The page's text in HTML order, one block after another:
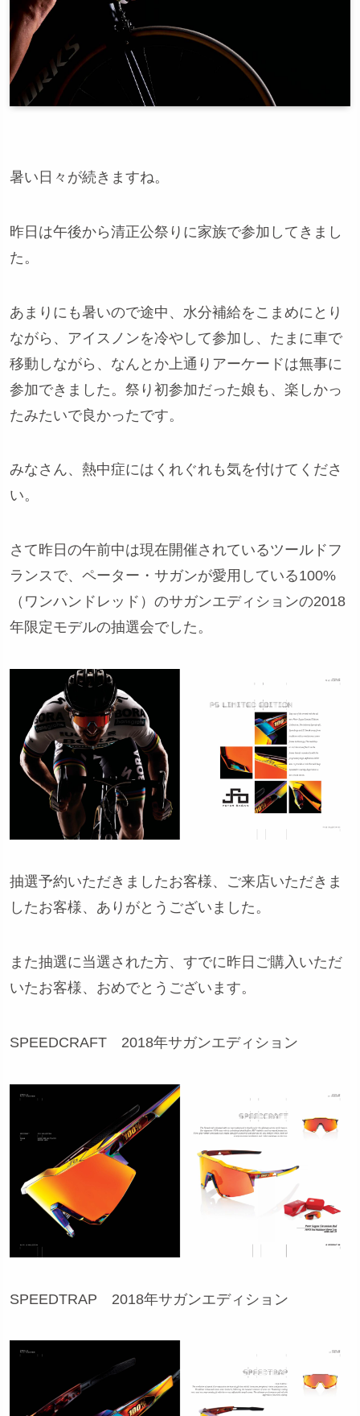
暑い日々が続きますね。
昨日は午後から清正公祭りに家族で参加してきまし
た。
あまりにも暑いので途中、水分補給をこまめにとり
ながら、アイスノンを冷やして参加し、たまに車で
移動しながら、なんとか上通りアーケードは無事に
参加できました。祭り初参加だった娘も、楽しかっ
たみたいで良かったです。
みなさん、熱中症にはくれぐれも気を付けてくださ
い。
さて昨日の午前中は現在開催されているツールドフ
ランスで、ペーター・サガンが愛用している100%
（ワンハンドレッド）のサガンエディションの2018
年限定モデルの抽選会でした。
抽選予約いただきましたお客様、ご来店いただきま
したお客様、ありがとうございました。
また抽選に当選された方、すでに昨日ご購入いただ
いたお客様、おめでとうございます。
SPEEDCRAFT 2018年サガンエディション
SPEEDTRAP 2018年サガンエディション